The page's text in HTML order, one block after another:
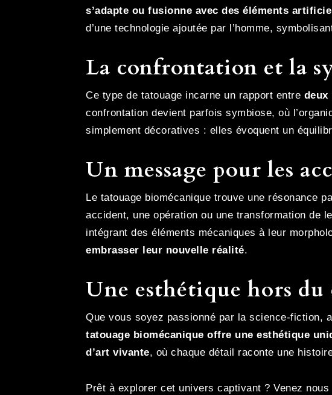
s’adapte ou fusionne avec des éléments
d’une technologie ajoutée par l’homme,
La confrontation et la
Ce type de tatouage incarne un rapport entre deux
confrontation devient parfois symbiose, où
simplement décoratives : elles évoquent un
Un message pour les
Le tatouage biomécanique trouve une résonance
accident, une opération ou une transformation de
intégrant des éléments mécaniques à leur
embrasser leur nouvelle réalité.
Une esthétique hors
Que vous soyez passionné par la science-fiction,
tatouage biomécanique offre une esthétique
d’art vivante, où chaque détail raconte une
Prêt à explorer cet univers captivant ? Venez